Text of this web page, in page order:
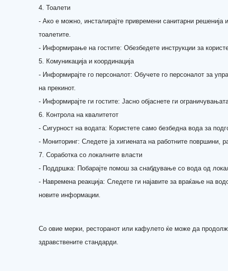
4. Тоалети
- Ако е можно, инсталирајте привремени санитарни
тоалетите.
- Информирање на гостите: Обезбедете инструкции за
5. Комуникација и координација
- Информирајте го персоналот: Обучете го персоналот за
на прекинот.
- Информирајте ги гостите: Јасно објаснете ги
6. Контрола на квалитетот
- Сигурност на водата: Користете само безбедна вода за
- Мониторинг: Следете ја хигиената на работните површини,
7. Соработка со локалните власти
- Поддршка: Побарајте помош за снабдување со вода од
- Навремена реакција: Следете ги најавите за враќање на
новите информации.
Со овие мерки, ресторанот или кафулето ќе може да
здравствените стандарди.